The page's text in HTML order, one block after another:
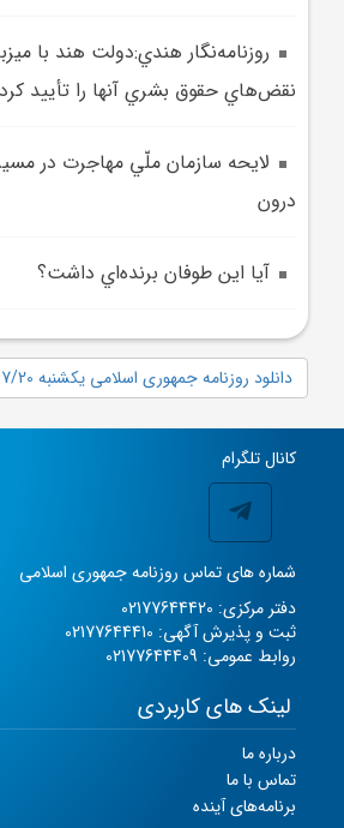
روزنامه‌نگار هندي:دولت هند با
نقض‌هاي حقوق بشري آنها را تأييد کرد
لايحه سازمان ملّي مهاجرت در مسير
درون
آيا اين طوفان برنده‌اي داشت؟
دانلود روزنامه جمهوری اسلامی یکشنبه 1404/07/20 شماره 13203
کانال تلگرام
شماره های تماس روزنامه جمهوری اسلامی
دفتر مرکزی: 02177644420
ثبت و پذیرش آگهی: 02177644410
روابط عمومی: 02177644409
لینک های کاربردی
درباره ما
تماس با ما
برنامه‌های آینده